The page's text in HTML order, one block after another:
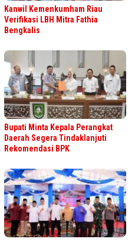
Kanwil Kemenkumham Riau
Verifikasi LBH Mitra Fathia
Bengkalis
Bupati Minta Kepala Perangkat
Daerah Segera Tindaklanjuti
Rekomendasi BPK